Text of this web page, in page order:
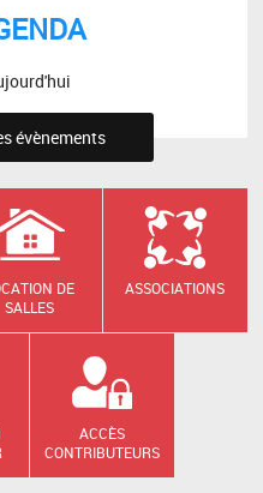
évènements
DE
SALLES
ASSOCIATIONS
ACCÈS
CONTRIBUTEURS